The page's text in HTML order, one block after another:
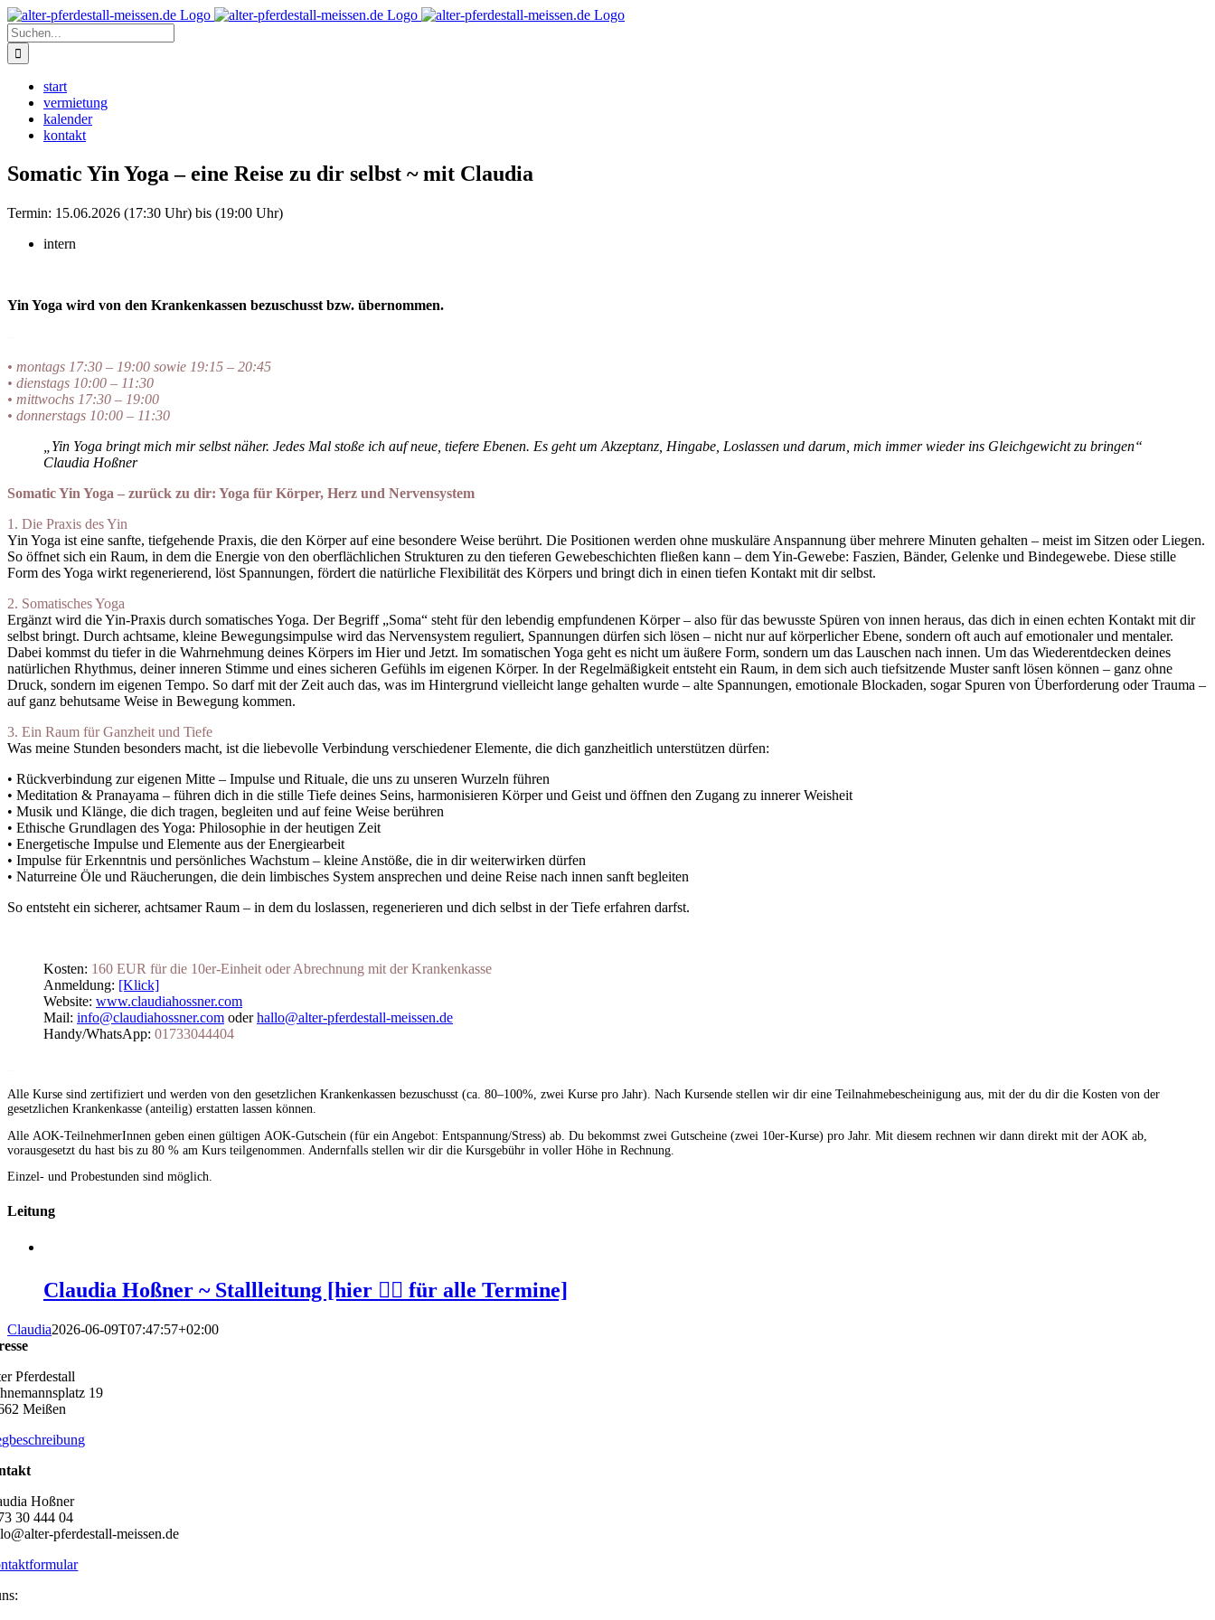
Zum
Inhalt
springen
Instagram
Suche
nach:
start
vermietung
kalender
kontakt
Somatic Yin Yoga – eine Reise zu dir selbst ~ mit Claudia
Termin: 15.06.2026 (17:30 Uhr) bis (19:00 Uhr)
intern
Yin Yoga wird von den Krankenkassen bezuschusst bzw. übernommen.
• montags 17:30 – 19:00 sowie 19:15 – 20:45
• dienstags 10:00 – 11:30
• mittwochs 17:30 – 19:00
• donnerstags 10:00 – 11:30
„Yin Yoga bringt mich mir selbst näher. Jedes Mal stoße ich auf neue, tiefere Ebenen. Es geht um Akzeptanz, Hingabe, Loslassen und darum, mich immer wieder ins Gleichgewicht zu bringen“
Claudia Hoßner
Somatic Yin Yoga – zurück zu dir: Yoga für Körper, Herz und Nervensystem
1. Die Praxis des Yin
Yin Yoga ist eine sanfte, tiefgehende Praxis, die den Körper auf eine besondere Weise berührt. Die Positionen werden ohne muskuläre Anspannung über mehrere Minuten gehalten – meist im Sitzen oder Liegen.
So öffnet sich ein Raum, in dem die Energie von den oberflächlichen Strukturen zu den tieferen Gewebeschichten fließen kann – dem Yin-Gewebe: Faszien, Bänder, Gelenke und Bindegewebe. Diese stille
Form des Yoga wirkt regenerierend, löst Spannungen, fördert die natürliche Flexibilität des Körpers und bringt dich in einen tiefen Kontakt mit dir selbst.
2. Somatisches Yoga
Ergänzt wird die Yin-Praxis durch somatisches Yoga. Der Begriff „Soma“ steht für den lebendig empfundenen Körper – also für das bewusste Spüren von innen heraus, das dich in einen echten Kontakt mit dir
selbst bringt. Durch achtsame, kleine Bewegungsimpulse wird das Nervensystem reguliert, Spannungen dürfen sich lösen – nicht nur auf körperlicher Ebene, sondern oft auch auf emotionaler und mentaler.
Dabei kommst du tiefer in die Wahrnehmung deines Körpers im Hier und Jetzt. Im somatischen Yoga geht es nicht um äußere Form, sondern um das Lauschen nach innen. Um das Wiederentdecken deines
natürlichen Rhythmus, deiner inneren Stimme und eines sicheren Gefühls im eigenen Körper. In der Regelmäßigkeit entsteht ein Raum, in dem sich auch tiefsitzende Muster sanft lösen können – ganz ohne
Druck, sondern im eigenen Tempo. So darf mit der Zeit auch das, was im Hintergrund vielleicht lange gehalten wurde – alte Spannungen, emotionale Blockaden, sogar Spuren von Überforderung oder Trauma –
auf ganz behutsame Weise in Bewegung kommen.
3. Ein Raum für Ganzheit und Tiefe
Was meine Stunden besonders macht, ist die liebevolle Verbindung verschiedener Elemente, die dich ganzheitlich unterstützen dürfen:
• Rückverbindung zur eigenen Mitte – Impulse und Rituale, die uns zu unseren Wurzeln führen
• Meditation & Pranayama – führen dich in die stille Tiefe deines Seins, harmonisieren Körper und Geist und öffnen den Zugang zu innerer Weisheit
• Musik und Klänge, die dich tragen, begleiten und auf feine Weise berühren
• Ethische Grundlagen des Yoga: Philosophie in der heutigen Zeit
• Energetische Impulse und Elemente aus der Energiearbeit
• Impulse für Erkenntnis und persönliches Wachstum – kleine Anstöße, die in dir weiterwirken dürfen
• Naturreine Öle und Räucherungen, die dein limbisches System ansprechen und deine Reise nach innen sanft begleiten
So entsteht ein sicherer, achtsamer Raum – in dem du loslassen, regenerieren und dich selbst in der Tiefe erfahren darfst.
Kosten: 160 EUR für die 10er-Einheit oder Abrechnung mit der Krankenkasse
Anmeldung: [Klick]
Website: www.claudiahossner.com
Mail: info@claudiahossner.com oderhallo@alter-pferdestall-meissen.de
Handy/WhatsApp: 01733044404
Alle Kurse sind zertifiziert und werden von den gesetzlichen Krankenkassen bezuschusst (ca. 80–100%, zwei Kurse pro Jahr). Nach Kursende stellen wir dir eine Teilnahmebescheinigung aus, mit der du dir die Kosten von der
gesetzlichen Krankenkasse (anteilig) erstatten lassen können.
Alle AOK-TeilnehmerInnen geben einen gültigen AOK-Gutschein (für ein Angebot: Entspannung/Stress) ab. Du bekommst zwei Gutscheine (zwei 10er-Kurse) pro Jahr. Mit diesem rechnen wir dann direkt mit der AOK ab,
vorausgesetzt du hast bis zu 80 % am Kurs teilgenommen. Andernfalls stellen wir dir die Kursgebühr in voller Höhe in Rechnung.
Einzel- und Probestunden sind möglich.
Leitung
Claudia Hoßner ~ Stallleitung [hier 👆🏻 für alle Termine]
Claudia2026-06-09T07:47:57+02:00
Pferdestall
19
Meißen
Hoßner
30 444 04
pferdestall-meissen.de